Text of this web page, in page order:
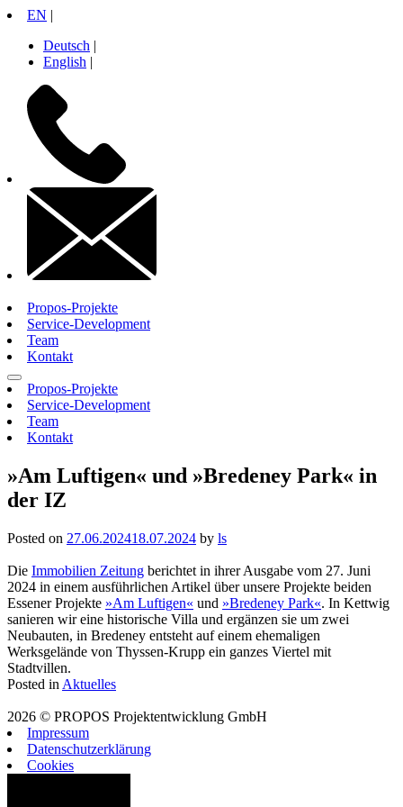
Zum
springen
EN |
Deutsch |
English |
+49
30
26
10
contactinfo
Propos-Projekte
Service-Development
Team
Kontakt
Propos-Projekte
Service-Development
Team
Kontakt
»Am Luftigen« und »Bredeney Park« in
der IZ
Posted on 27.06.202418.07.2024 by ls
Die Immobilien Zeitung berichtet in ihrer Ausgabe vom 27. Juni
2024 in einem ausführlichen Artikel über unsere Projekte beiden
Essener Projekte »Am Luftigen« und »Bredeney Park«. In Kettwig
sanieren wir eine historische Villa und ergänzen sie um zwei
Neubauten, in Bredeney entsteht auf einem ehemaligen
Werksgelände von Thyssen-Krupp ein ganzes Viertel mit
Stadtvillen.
Posted in Aktuelles
2026 © PROPOS Projektentwicklung GmbH
Impressum
Datenschutzerklärung
Cookies